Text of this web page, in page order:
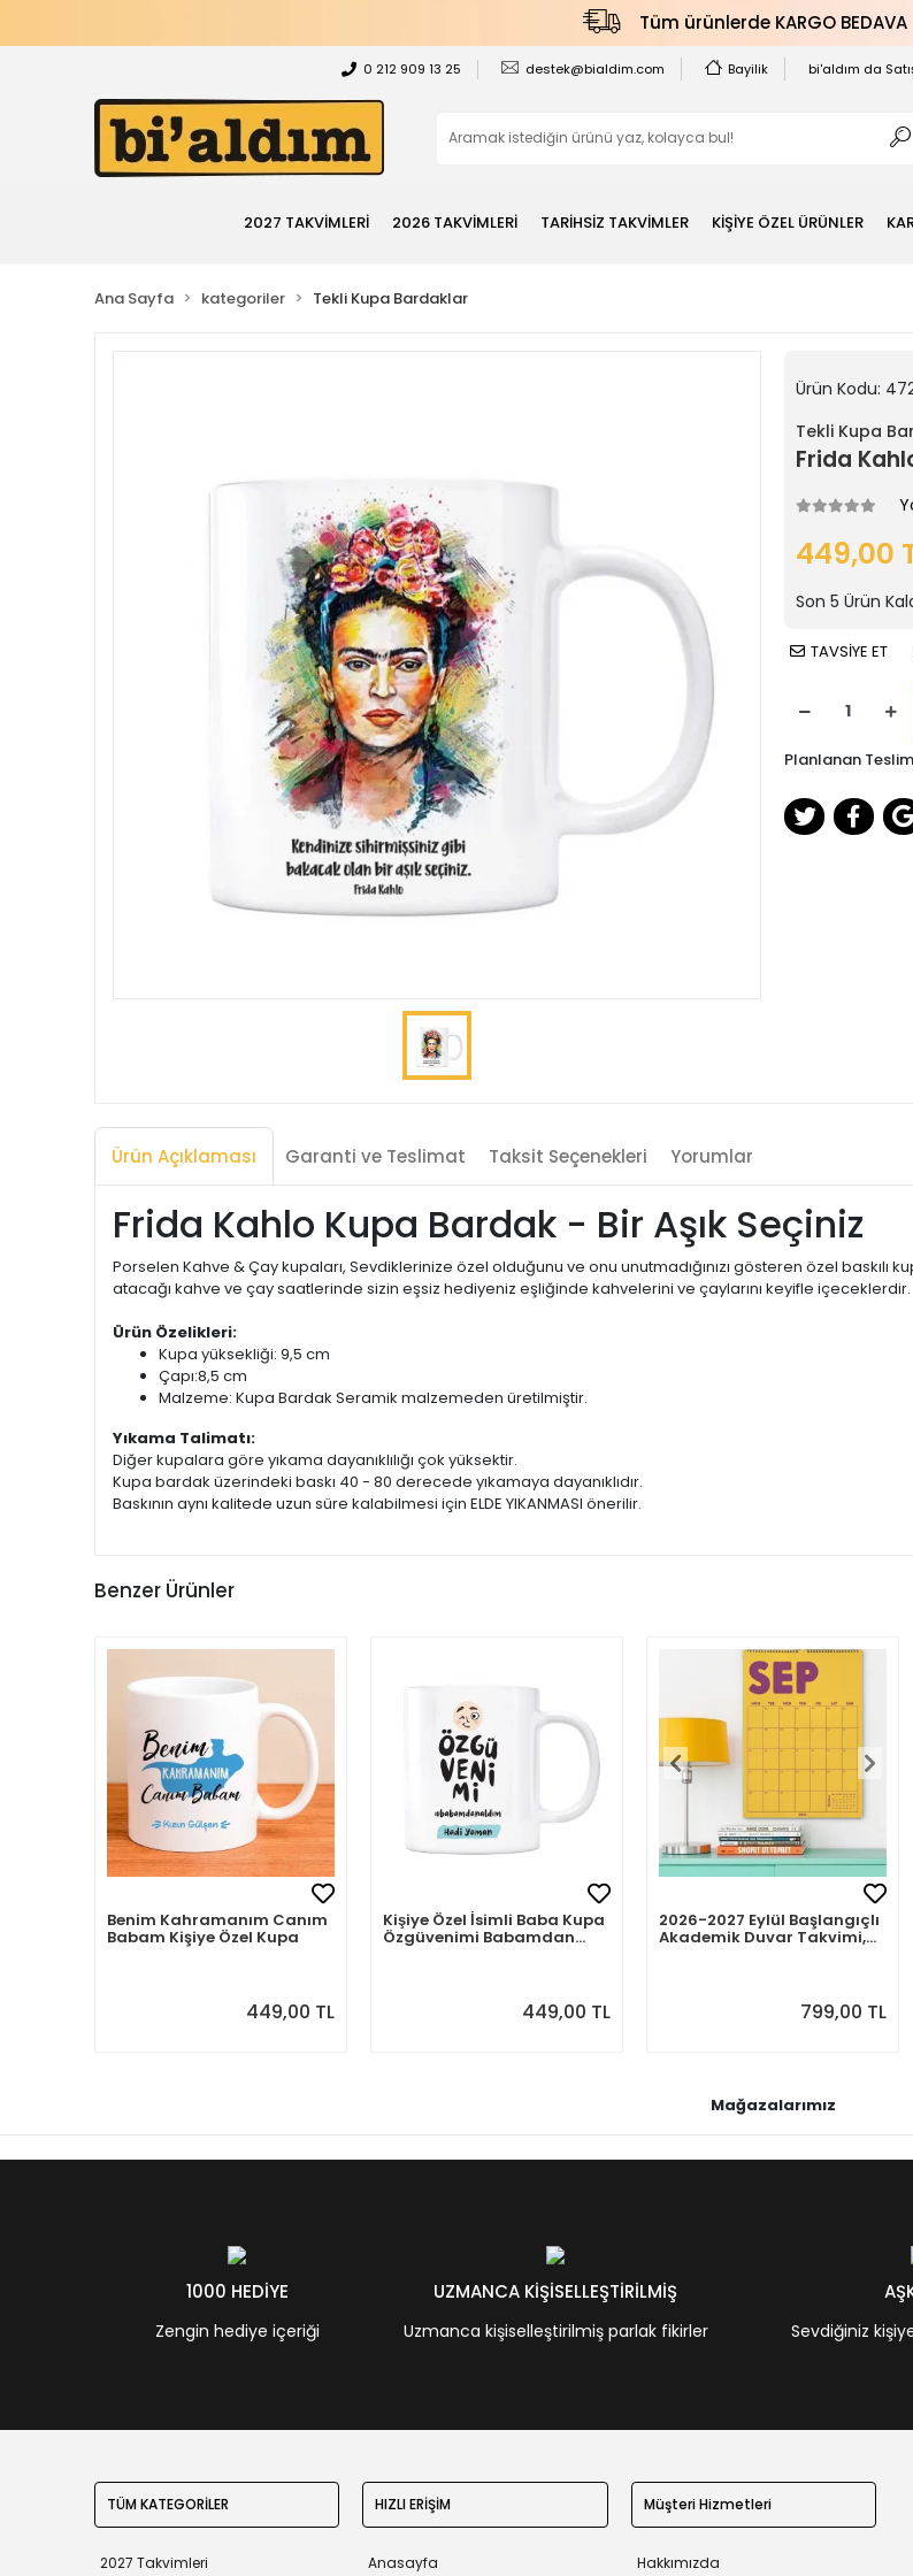
Tüm ürünlerde KARGO BEDAVA
0 212 909 13 25 destek@bialdim.com Bayilik bi'aldım da
2027 TAKVİMLERİ 2026 TAKVİMLERİ TARİHSİZ TAKVİMLER KİŞİYE ÖZEL ÜRÜNLER
Ana Sayfa kategoriler Tekli Kupa Bardaklar
Ürün Kodu:
Tekli Kupa
Frida
449,00
Son 5 Ürün
TAVSİYE ET
Planlanan
Ürün Açıklaması Garanti ve Teslimat Taksit Seçenekleri Yorumlar
Frida Kahlo Kupa Bardak - Bir Aşık Seçiniz
Porselen Kahve & Çay kupaları, Sevdiklerinize özel olduğunu ve onu unutmadığınızı gösteren özel
atacağı kahve ve çay saatlerinde sizin eşsiz hediyeniz eşliğinde kahvelerini ve çaylarını keyifle içeceklerdir.
Ürün Özelikleri:
Kupa yüksekliği: 9,5 cm
Çapı:8,5 cm
Malzeme: Kupa Bardak Seramik malzemeden üretilmiştir.
Yıkama Talimatı:
Diğer kupalara göre yıkama dayanıklılığı çok yüksektir.
Kupa bardak üzerindeki baskı 40 - 80 derecede yıkamaya dayanıklıdır.
Baskının aynı kalitede uzun süre kalabilmesi için ELDE YIKANMASI önerilir.
Benzer Ürünler
Benim Kahramanım Canım
Babam Kişiye Özel Kupa
449,00 TL
Kişiye Özel İsimli Baba Kupa
Özgüvenimi Babamdan
449,00 TL
2026-2027 Eylül Başlangıçlı
Akademik Duvar Takvimi,
799,00 TL
Mağazalarımız
1000 HEDİYE
Zengin hediye içeriği
UZMANCA KİŞİSELLEŞTİRİLMİŞ
Uzmanca kişiselleştirilmiş parlak fikirler Sevdiğiniz
TÜM KATEGORİLER
2027 Takvimleri
HIZLI ERİŞİM
Anasayfa
Müşteri Hizmetleri
Hakkımızda